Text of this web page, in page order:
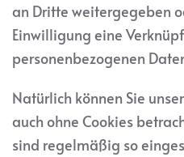
an Dritte weitergegeben
Einwilligung eine
personenbezogenen
Natürlich können Sie
auch ohne Cookies
sind regelmäßig so